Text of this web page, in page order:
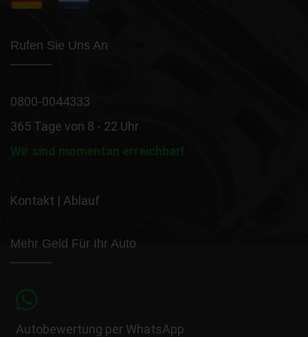
Rufen Sie Uns An
0800-0044333
365 Tage von 8 - 22 Uhr
Wir sind momentan erreichbar!
Kontakt | Ablauf
Mehr Geld Für Ihr Auto
Autobewertung per WhatsApp